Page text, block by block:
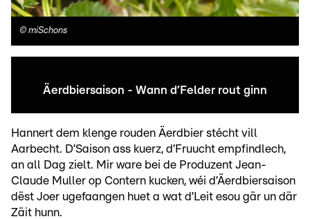
© miSchons
Äerdbiersaison - Wann d’Felder rout ginn
Hannert dem klenge rouden Äerdbier stécht vill
Aarbecht. D’Saison ass kuerz, d’Fruucht empfindlech,
an all Dag zielt. Mir ware bei de Produzent Jean-
Claude Muller op Contern kucken, wéi d’Äerdbiersaison
dëst Joer ugefaangen huet a wat d’Leit esou gär un där
Zäit hunn.